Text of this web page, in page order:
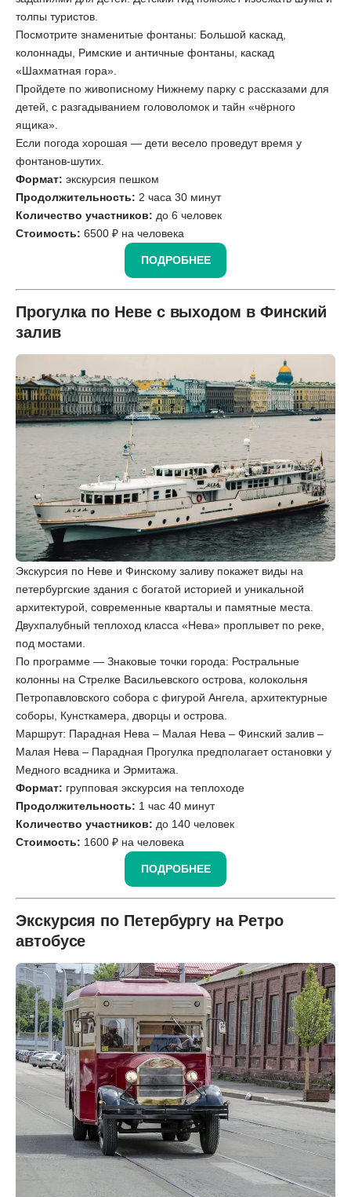
толпы туристов.
Посмотрите знаменитые фонтаны: Большой каскад,
колоннады, Римские и античные фонтаны, каскад
«Шахматная гора».
Пройдете по живописному Нижнему парку с рассказами для
детей, с разгадыванием головоломок и тайн «чёрного
ящика».
Если погода хорошая — дети весело проведут время у
фонтанов-шутих.
Формат: экскурсия пешком
Продолжительность: 2 часа 30 минут
Количество участников: до 6 человек
Стоимость: 6500 ₽ на человека
ПОДРОБНЕЕ
Прогулка по Неве с выходом в Финский
залив
Экскурсия по Неве и Финскому заливу покажет виды на
петербургские здания с богатой историей и уникальной
архитектурой, современные кварталы и памятные места.
Двухпалубный теплоход класса «Нева» проплывет по реке,
под мостами.
По программе — Знаковые точки города: Ростральные
колонны на Стрелке Васильевского острова, колокольня
Петропавловского собора с фигурой Ангела, архитектурные
соборы, Кунсткамера, дворцы и острова.
Маршрут: Парадная Нева – Малая Нева – Финский залив –
Малая Нева – Парадная Прогулка предполагает остановки у
Медного всадника и Эрмитажа.
Формат: групповая экскурсия на теплоходе
Продолжительность: 1 час 40 минут
Количество участников: до 140 человек
Стоимость: 1600 ₽ на человека
ПОДРОБНЕЕ
Экскурсия по Петербургу на Ретро
автобусе